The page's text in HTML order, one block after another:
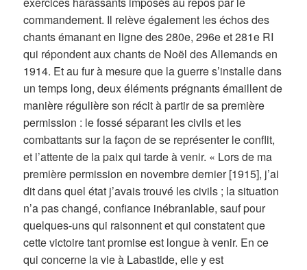
commandement. Il relève également les échos des
chants émanant en ligne des 280e, 296e et 281e RI
qui répondent aux chants de Noël des Allemands en
1914. Et au fur à mesure que la guerre s’installe dans
un temps long, deux éléments prégnants émaillent de
manière régulière son récit à partir de sa première
permission : le fossé séparant les civils et les
combattants sur la façon de se représenter le conflit,
et l’attente de la paix qui tarde à venir. « Lors de ma
première permission en novembre dernier [1915], j’ai
dit dans quel état j’avais trouvé les civils ; la situation
n’a pas changé, confiance inébranlable, sauf pour
quelques-uns qui raisonnent et qui constatent que
cette victoire tant promise est longue à venir. En ce
qui concerne la vie à Labastide, elle y est